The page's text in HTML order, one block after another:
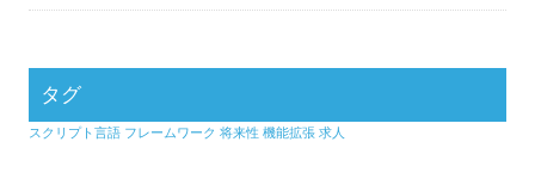
タグ
スクリプト言語 フレームワーク 将来性 機能拡張 求人